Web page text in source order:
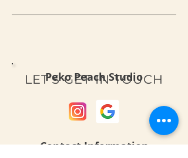
LET'S GET IN TOUCH
Peko Peach Studio
Contact Information